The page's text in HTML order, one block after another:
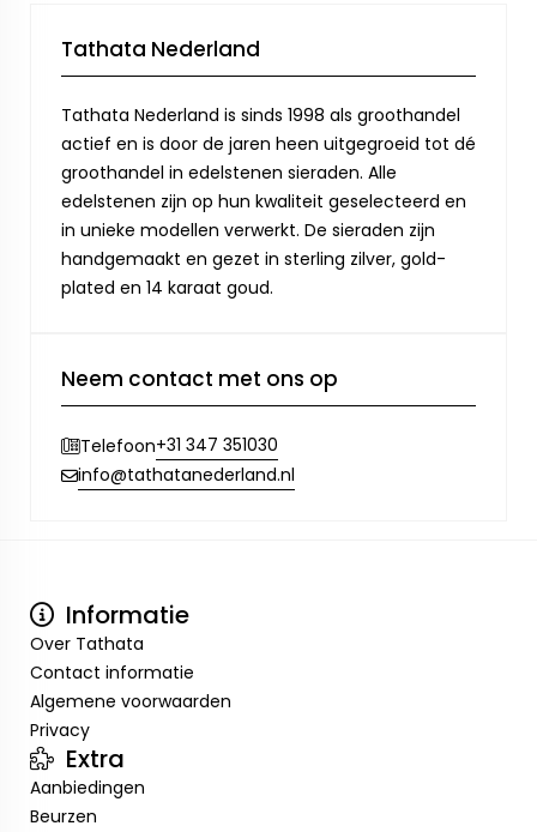
Tathata Nederland
Tathata Nederland is sinds 1998 als groothandel
actief en is door de jaren heen uitgegroeid tot dé
groothandel in edelstenen sieraden. Alle
edelstenen zijn op hun kwaliteit geselecteerd en
in unieke modellen verwerkt. De sieraden zijn
handgemaakt en gezet in sterling zilver, gold-
plated en 14 karaat goud.
Neem contact met ons op
Telefoon+31 347 351030
info@tathatanederland.nl
Informatie
Over Tathata
Contact informatie
Algemene voorwaarden
Privacy
Extra
Aanbiedingen
Beurzen